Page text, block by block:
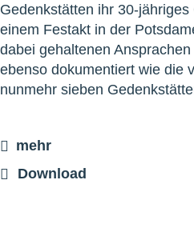
Gedenkstätten ihr 30-
einem Festakt in der
dabei gehaltenen
ebenso dokumentiert wie die
nunmehr sieben
mehr
Download